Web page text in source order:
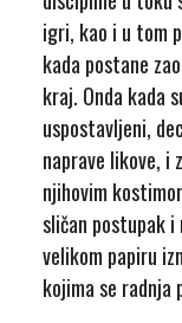
igri, kao i u tom
kada postane
kraj. Onda kada
uspostavljeni,
naprave likove, i
njihovim
sličan postupak
velikom papiru
kojima se radnja